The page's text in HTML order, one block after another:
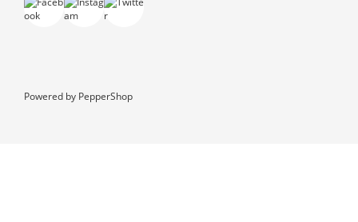
Powered by PepperShop